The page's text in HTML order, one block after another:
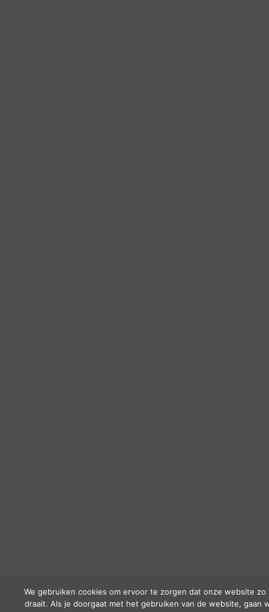
We gebruiken cookies om ervoor te zorgen dat onze website zo
draait. Als je doorgaat met het gebruiken van de website, gaan